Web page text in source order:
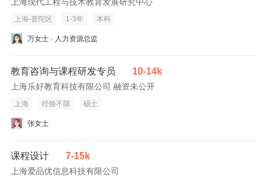
上海现代工程与技术教育发展研究中心
上海-普陀区 1-3年 本科
万女士 · 人力资源总监
教育咨询与课程研发专员 10-14k
上海乐好教育科技有限公司 融资未公开
上海 经验不限 硕士
张女士
课程设计 7-15k
上海爱品优信息科技有限公司